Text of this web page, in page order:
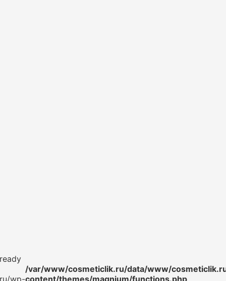
wp-
/var/www/cosmeticlik.ru/data/www/
content/themes/magnium/functions.php